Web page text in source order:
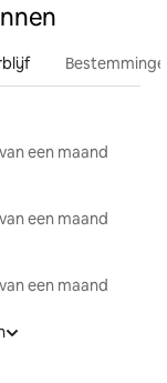
een maand
een maand
een maand